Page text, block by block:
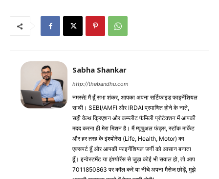
Sabha Shankar
http://thebandhu.com
नमस्ते! मैं हूँ सभा शंकर, आपका अपना सर्टिफाइड फाइनेंशियल
साथी। SEBI/AMFI और IRDAI प्रमाणित होने के नाते,
सही वेल्थ क्रिएशन और कम्प्लीट फैमिली प्रोटेक्शन में आपकी
मदद करना ही मेरा मिशन है। मैं म्यूचुअल फंड्स, स्टॉक मार्केट
और हर तरह के इंश्योरेंस (Life, Health, Motor) का
एक्सपर्ट हूँ और आपकी फाइनेंशियल जर्नी को आसान बनाता
हूँ। इन्वेस्टमेंट या इंश्योरेंस से जुड़ा कोई भी सवाल हो, तो आप
7011850863 पर कॉल करें या नीचे अपना मैसेज छोड़ें, मुझे